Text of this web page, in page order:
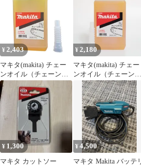
¥ 2,403
マキタ(makita) チェー
ンオイル（チェーン刃
潤滑剤） 【容量：1L】
A-58300
¥2,180
マキタ(makita) チェー
ンオイル（チェーン刃
潤滑剤） 【容量：1L】
A-58300
¥ 1,300
マキタ カットソー
¥4,500
マキタ Makita バッテ